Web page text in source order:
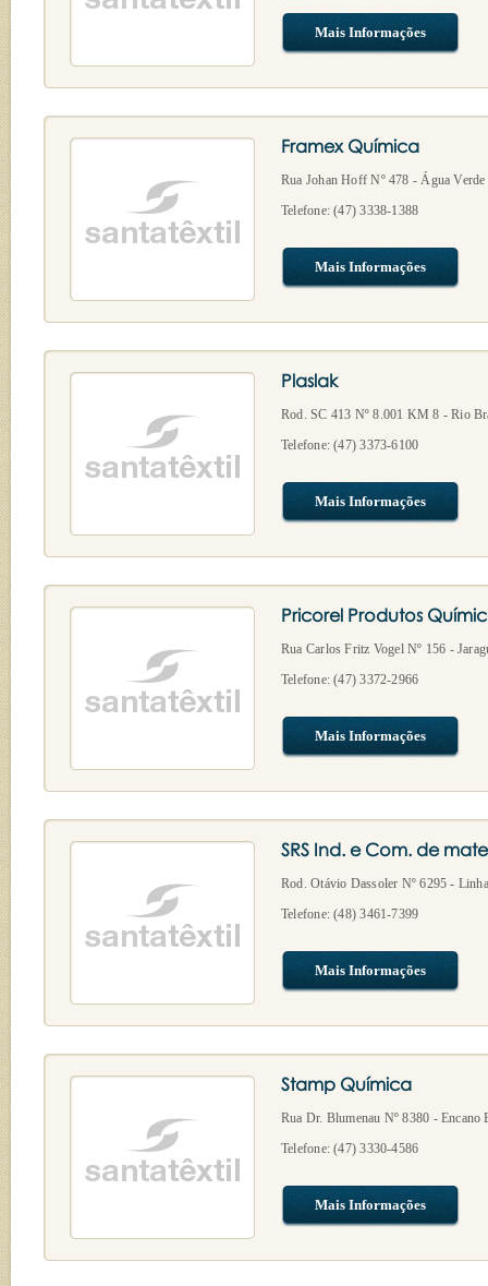
Mais Informações
Framex Química
Rua Johan Hoff Nº 478 - Água
Telefone: (47) 3338-1388
Mais Informações
Plaslak
Rod. SC 413 Nº 8.001 KM 8 - Rio
Telefone: (47) 3373-6100
Mais Informações
Pricorel Produtos
Rua Carlos Fritz Vogel Nº 156 -
Telefone: (47) 3372-2966
Mais Informações
SRS Ind. e Com. de
Rod. Otávio Dassoler Nº 6295 -
Telefone: (48) 3461-7399
Mais Informações
Stamp Química
Rua Dr. Blumenau Nº 8380 - Encano
Telefone: (47) 3330-4586
Mais Informações